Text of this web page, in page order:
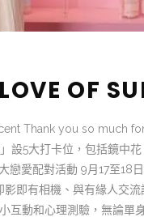
OF
Thank you so much
5大打卡位，包括鏡中
愛配對活動 9月17至18
即有相機、與有緣人交
動和心理測驗，無論單